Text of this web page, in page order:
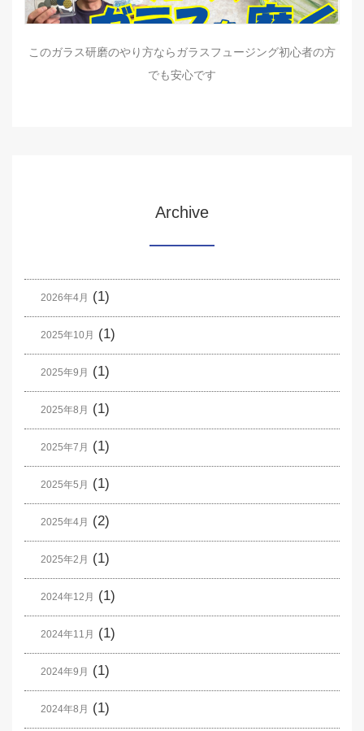
このガラス研磨のやり方ならガラスフュージング初心者の方
でも安心です
Archive
2026年4月 (1)
2025年10月 (1)
2025年9月 (1)
2025年8月 (1)
2025年7月 (1)
2025年5月 (1)
2025年4月 (2)
2025年2月 (1)
2024年12月 (1)
2024年11月 (1)
2024年9月 (1)
2024年8月 (1)